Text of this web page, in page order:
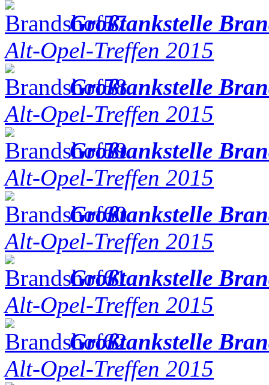
Großtankstelle
Alt-Opel-Treffen 2015
Großtankstelle
Alt-Opel-Treffen 2015
Großtankstelle
Alt-Opel-Treffen 2015
Großtankstelle
Alt-Opel-Treffen 2015
Großtankstelle
Alt-Opel-Treffen 2015
Großtankstelle
Alt-Opel-Treffen 2015